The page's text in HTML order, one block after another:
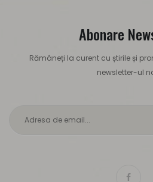
Abonare
Rămâneți la curent cu știrile și
newsletter-ul